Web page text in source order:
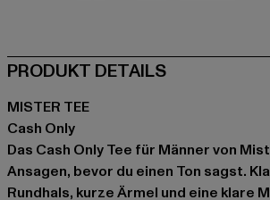
PRODUKT DETAILS
MISTER TEE
Cash Only
Das Cash Only Tee für Männer von
Ansagen, bevor du einen Ton sagst.
Rundhals, kurze Ärmel und eine klare